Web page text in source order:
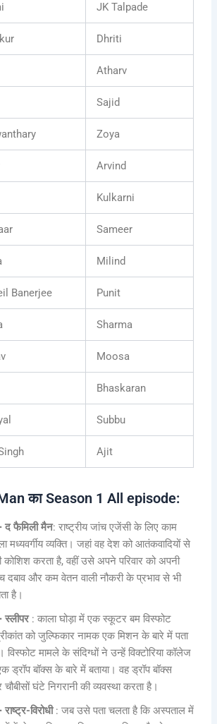
JK Talpade
Dhriti
Atharv
Sajid
Zoya
Arvind
Kulkarni
Sameer
Milind
Banerjee Punit
Sharma
Moosa
Bhaskaran
Subbu
Ajit
का Season 1 All episode:
द फैमिली मैन: राष्ट्रीय जांच एजेंसी के लिए काम
मध्यवर्गीय व्यक्ति। जहां वह देश को आतंकवादियों से
कोशिश करता है, वहीं उसे अपने परिवार को अपनी
दबाव और कम वेतन वाली नौकरी के प्रभाव से भी
है।
स्लीपर: काला घोड़ा में एक स्कूटर बम विस्फोट
को जुल्फिकार नामक एक मिशन के बारे में पता
विस्फोट मामले के संदिग्धों ने उन्हें विक्टोरिया कॉलेज
ड्रॉप बॉक्स के बारे में बताया। वह ड्रॉप बॉक्स
चौबीसों घंटे निगरानी की व्यवस्था करता है।
विरोधी: जब उसे पता चलता है कि अस्पताल में